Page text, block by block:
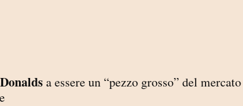
a essere un “pezzo grosso” del mercato